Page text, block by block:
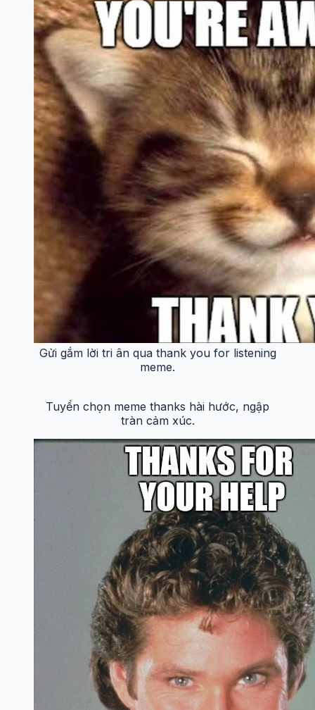
Gửi gắm lời tri ân qua thank you for listening
meme.
Tuyển chọn meme thanks hài hước, ngập
tràn cảm xúc.